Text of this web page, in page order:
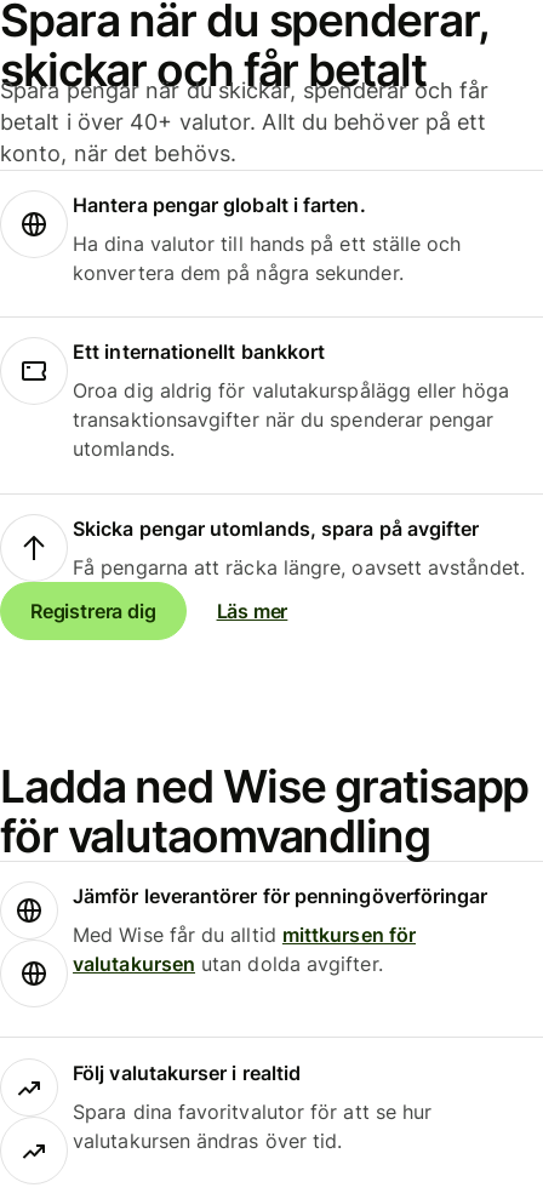
Spara när du spenderar,
skickar och får betalt
Spara pengar när du skickar, spenderar och får
betalt i över 40+ valutor. Allt du behöver på ett
konto, när det behövs.
Hantera pengar globalt i farten.
Ha dina valutor till hands på ett ställe och
konvertera dem på några sekunder.
Ett internationellt bankkort
Oroa dig aldrig för valutakurspålägg eller höga
transaktionsavgifter när du spenderar pengar
utomlands.
Skicka pengar utomlands, spara på avgifter
Få pengarna att räcka längre, oavsett avståndet.
Registrera dig
Läs mer
Ladda ned Wise gratisapp
för valutaomvandling
Jämför leverantörer för penningöverföringar
Med Wise får du alltid mittkursen för
valutakursen utan dolda avgifter.
Följ valutakurser i realtid
Spara dina favoritvalutor för att se hur
valutakursen ändras över tid.